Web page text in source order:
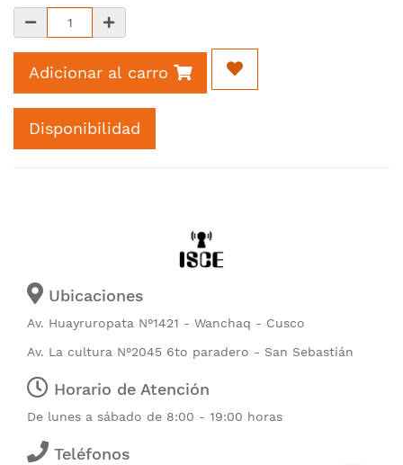
Adicionar al carro
Disponibilidad
Ubicaciones
Av. Huayruropata N°1421 - Wanchaq - Cusco
Av. La cultura N°2045 6to paradero - San Sebastián
Horario de Atención
De lunes a sábado de 8:00 - 19:00 horas
Teléfonos